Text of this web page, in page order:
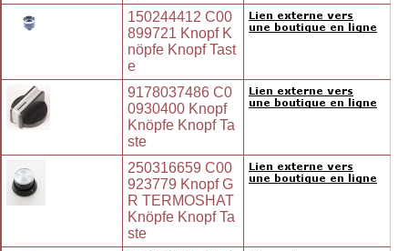
150244412 C00
899721 Knopf K
nöpfe Knopf Tast
e
9178037486 C0
0930400 Knopf
Knöpfe Knopf Ta
ste
250316659 C00
923779 Knopf G
R TERMOSHAT
Knöpfe Knopf Ta
ste